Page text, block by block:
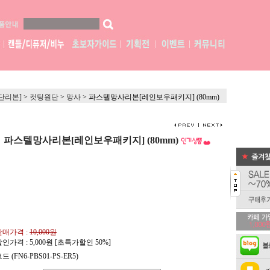
리본] > 컷팅원단 > 망사 > 파스텔망사리본[레인보우패키지] (80mm)
파스텔망사리본[레인보우패키지] (80mm)
매가격 : 10,000원
인가격 : 5,000원 [초특가할인 50%]
드 (FN6-PBS01-PS-ER5)